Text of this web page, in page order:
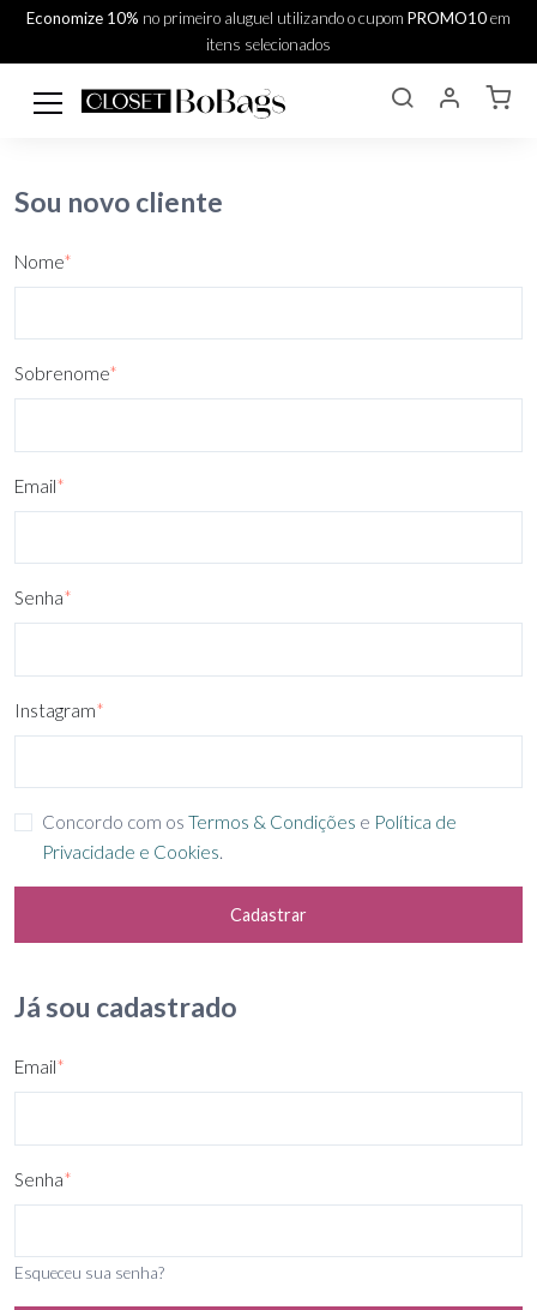
Economize 10% no primeiro aluguel utilizando o cupom PROMO10em
itens selecionados
Sou novo cliente
Nome*
Sobrenome*
Email*
Senha*
Instagram*
Concordo com os Termos & Condições e Política de
Privacidade e Cookies.
Cadastrar
Já sou cadastrado
Email*
Senha*
Esqueceu sua senha?